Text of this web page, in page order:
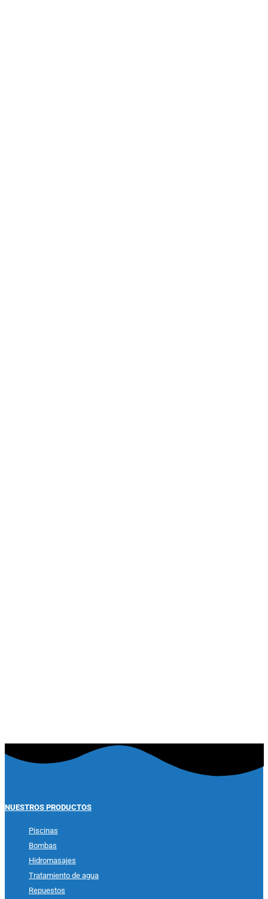
NUESTROS PRODUCTOS
Piscinas
Bombas
Hidromasajes
Tratamiento de agua
Repuestos